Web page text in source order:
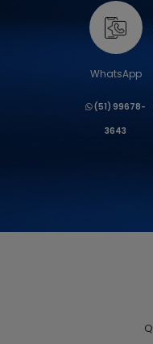
WhatsApp
(51) 99678-
3643